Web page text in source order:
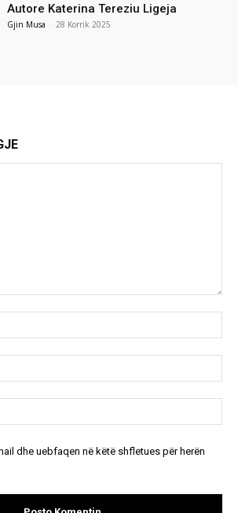
Autore Katerina Tereziu Ligeja
Gjin Musa - 28 Korrik 2025
dhe uebfaqen në këtë shfletues për herën